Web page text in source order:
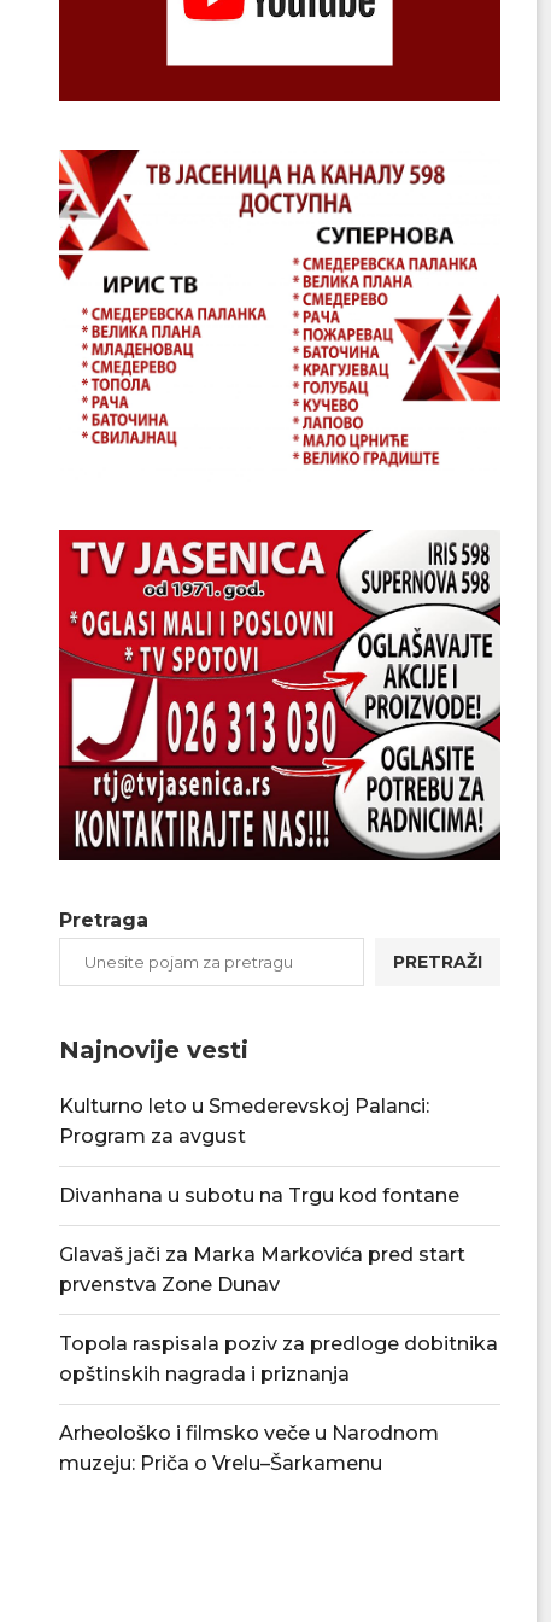
Toplotni talas i vodostaj Dunava:
Đedović Handanović apeluje...
Od ponedeljka
Pretraga
PRETRAŽI
Najnovije vesti
Kulturno leto u Smederevskoj Palanci:
Program za avgust
Divanhana u subotu na Trgu kod fontane
Glavaš jači za Marka Markovića pred start
prvenstva Zone Dunav
Topola raspisala poziv za predloge dobitnika
opštinskih nagrada i priznanja
Arheološko i filmsko veče u Narodnom
muzeju: Priča o Vrelu–Šarkamenu